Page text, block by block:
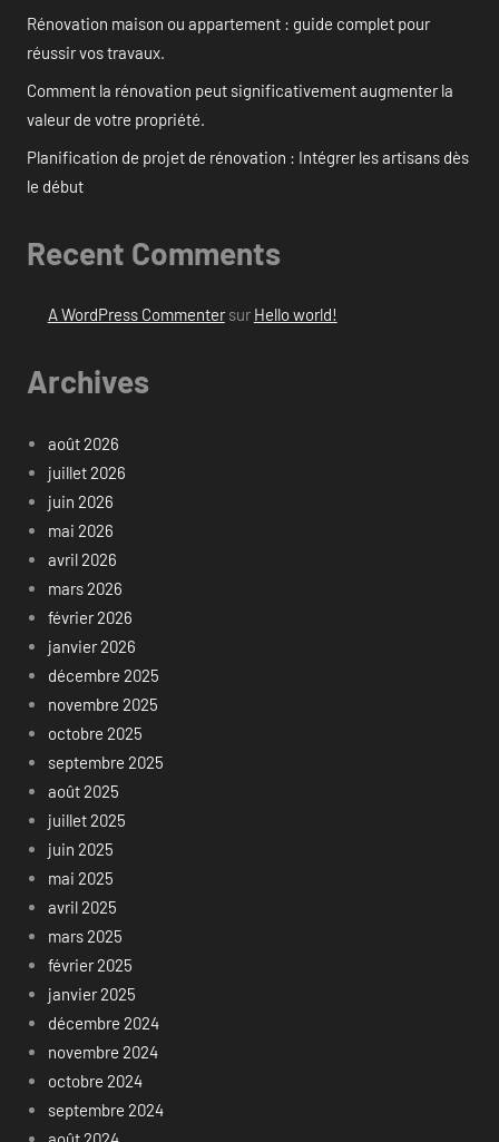
Rénovation maison ou appartement : guide complet pour
réussir vos travaux.
Comment la rénovation peut significativement augmenter la
valeur de votre propriété.
Planification de projet de rénovation : Intégrer les artisans dès
le début
Recent Comments
A WordPress Commentersur Hello world!
Archives
août 2026
juillet 2026
juin 2026
mai 2026
avril 2026
mars 2026
février 2026
janvier 2026
décembre 2025
novembre 2025
octobre 2025
septembre 2025
août 2025
juillet 2025
juin 2025
mai 2025
avril 2025
mars 2025
février 2025
janvier 2025
décembre 2024
novembre 2024
octobre 2024
septembre 2024